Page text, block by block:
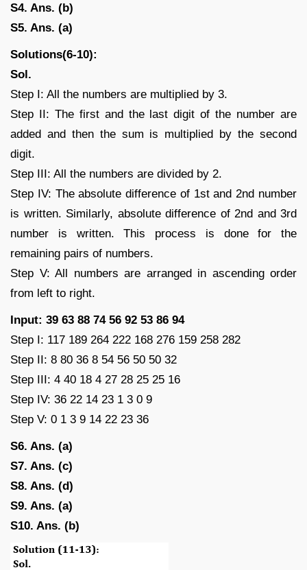
S4. Ans. (b)
S5. Ans. (a)
Solutions(6-10):
Sol.
Step I: All the numbers are multiplied by 3.
Step II: The first and the last digit of the number are
added and then the sum is multiplied by the second
digit.
Step III: All the numbers are divided by 2.
Step IV: The absolute difference of 1st and 2nd number
is written. Similarly, absolute difference of 2nd and 3rd
number is written. This process is done for the
remaining pairs of numbers.
Step V: All numbers are arranged in ascending order
from left to right.
Input: 39 63 88 74 56 92 53 86 94
Step I: 117 189 264 222 168 276 159 258 282
Step II: 8 80 36 8 54 56 50 50 32
Step III: 4 40 18 4 27 28 25 25 16
Step IV: 36 22 14 23 1 3 0 9
Step V: 0 1 3 9 14 22 23 36
S6. Ans. (a)
S7. Ans. (c)
S8. Ans. (d)
S9. Ans. (a)
S10. Ans. (b)